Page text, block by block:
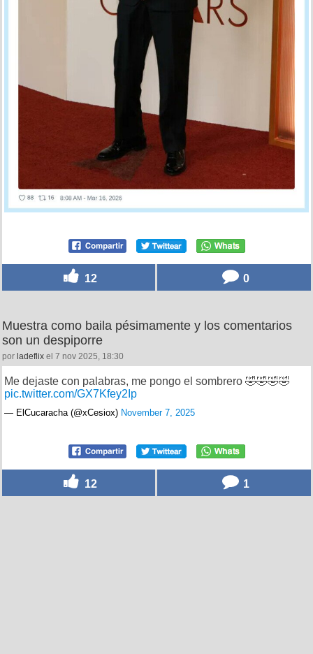
12 0
Muestra como baila pésimamente y los comentarios
son un despiporre
por ladeflix el 7 nov 2025, 18:30
Me dejaste con palabras, me pongo el sombrero 🤣🤣🤣🤣
pic.twitter.com/GX7Kfey2Ip
— ElCucaracha (@xCesiox) November 7, 2025
12 1